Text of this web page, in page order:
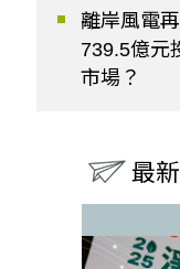
離岸風電
739.5億元
市場？
最